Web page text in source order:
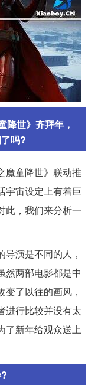
降世》齐拜年，
吗?
魔童降世》联动推
宇宙设定上有着巨
此，我们来分析一
演是不同的人，
然两部电影都是中
了以往的画风，
进行比较并没有太
了新年给观众送上